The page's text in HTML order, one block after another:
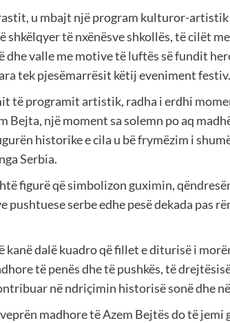
u mbajt një program kulturor-
shkëlqyer të nxënësve shkollës, të cilët
dhe valle me motive të luftës së fundit
tek pjesëmarrësit këtij eveniment festiv.
të programit artistik, radha i erdhi
Bejta, një moment sa solemn po aq
historike e cila u bë frymëzim i
Serbia.
figurë që simbolizon guximin,
pushtuese serbe edhe pesë dekada pas
kanë dalë kuadro që fillet e diturisë i
të penës dhe të pushkës, të
në ndriçimin historisë sonë dhe
madhore të Azem Bejtës do të